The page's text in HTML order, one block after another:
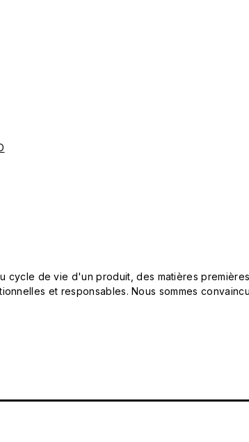
cycle de vie d'un produit, des matières
et responsables. Nous sommes